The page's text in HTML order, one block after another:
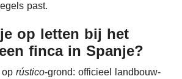
past.
op letten bij het
finca in Spanje?
rústico-grond: officieel landbouw-